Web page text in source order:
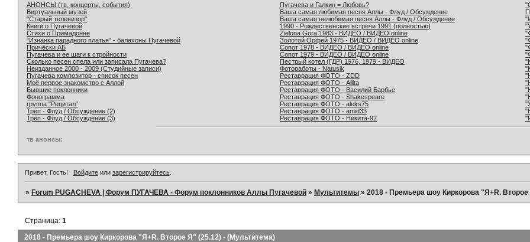
АНОНСЫ (тв, концерты, события)
Виртуальный музей
"Старый телевизор"
Книги о Пугачевой
Стихи о Примадонне
"Изнанка парадного платья" - балахоны Пугачевой
Причёски АБ
Пугачева и ее шаги к стройности
Сколько песен спела или записала Пугачева?
Неизданное 2000 - 2009 (Студийные записи)
Пугачева композитор - список песен
Моё первое знакомство с Аллой
Бывшие поклонники
Фонограмма
группа "Рецитал"
Трёп - Флуд / Обсуждение (2)
Трёп - Флуд / Обсуждение (3)
Пугачева и Галкин = Любовь?
Ваша самая любимая песня Аллы - Флуд / Обсуждение
Ваша самая нелюбимая песня Аллы - Флуд / Обсуждение
1990 - Рождественские встречи 1991 (полностью)
Zielona Gora 1983 - ВИДЕО / ВИДЕО online
Золотой Орфей 1975 - ВИДЕО / ВИДЕО online
Сопот 1978 - ВИДЕО / ВИДЕО online
Сопот 1979 - ВИДЕО / ВИДЕО online
Пестрый котел (ГДР) 1976, 1979 - ВИДЕО
Фотоработы - Natusik
Реставрация ФОТО - ZDD
Реставрация ФОТО - Allita
Реставрация ФОТО - Василий Барбье
Реставрация ФОТО - Shakespeare
Реставрация ФОТО - aleks75
Реставрация ФОТО - amid33
Реставрация ФОТО - Никита-92
тв анонсы:
Привет, Гость! Войдитеили зарегистрируйтесь.
»Forum PUGACHEVA | Форум ПУГАЧЕВА - Форум поклонников Аллы Пугачевой »Мультитемы »2018 - Премьера шоу Киркорова "Я+R.
2018 - Премьера шоу Киркорова "Я+R. Второе Я" (25.12) - (Мультитема)
Страница:1